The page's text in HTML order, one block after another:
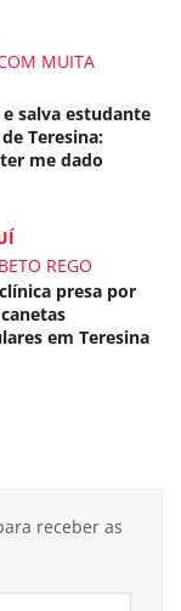
MUITA
salva estudante
Teresina:
me dado
REGO
presa por
em Teresina
receber as